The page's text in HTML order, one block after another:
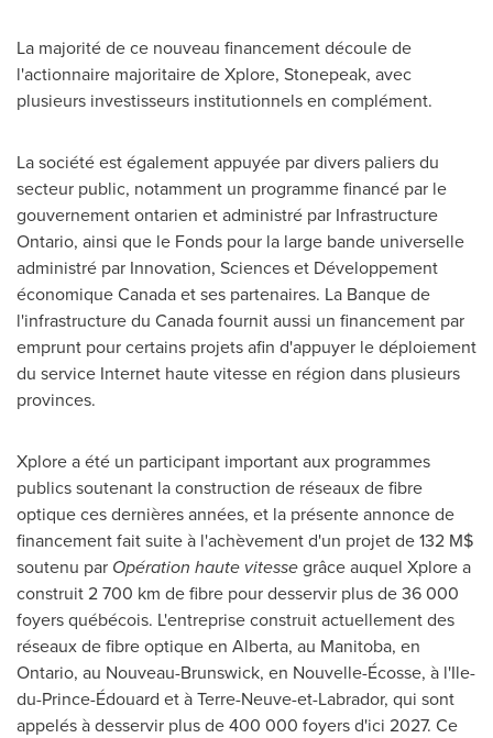
La majorité de ce nouveau financement découle de
l'actionnaire majoritaire de Xplore, Stonepeak, avec
plusieurs investisseurs institutionnels en complément.
La société est également appuyée par divers paliers du
secteur public, notamment un programme financé par le
gouvernement ontarien et administré par Infrastructure
Ontario, ainsi que le Fonds pour la large bande universelle
administré par Innovation, Sciences et Développement
économiqueCanadaet ses partenaires. La Banque de
l'infrastructure du Canadafournit aussi un financement par
emprunt pour certains projets afin d'appuyer le déploiement
du service Internet haute vitesse en région dans plusieurs
provinces.
Xplore a été un participant important aux programmes
publics soutenant la construction de réseaux de fibre
optique ces dernières années, et la présente annonce de
financement fait suite à l'achèvement d'un projet de 132 M$
soutenu par Opération haute vitessegrâce auquel Xplore a
construit 2 700 km de fibre pour desservir plus de 36 000
foyers québécois. L'entreprise construit actuellement des
réseaux de fibre optique en Alberta, au Manitoba, en
Ontario, au Nouveau-Brunswick, en Nouvelle-Écosse, à l'Ile-
du-Prince-Édouard et à Terre-Neuve-et-Labrador, qui sont
appelés à desservir plus de 400 000 foyers d'ici 2027. Ce